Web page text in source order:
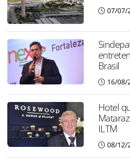
07/07/
Brasil
16/08/
Hotel
ILTM
08/12/